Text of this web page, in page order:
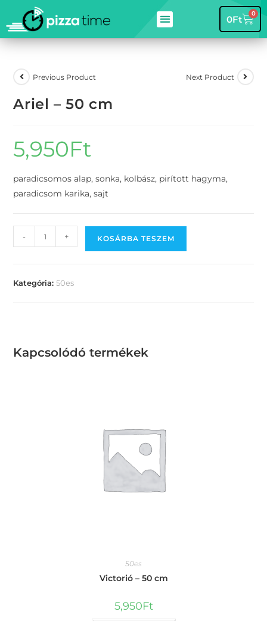
0Ft 0
Previous Product Next Product
Ariel – 50 cm
5,950Ft
paradicsomos alap, sonka, kolbász, pirított hagyma,
paradicsom karika, sajt
- + KOSÁRBA TESZEM
Kategória:50es
Kapcsolódó termékek
50es
Victorió – 50 cm
5,950Ft